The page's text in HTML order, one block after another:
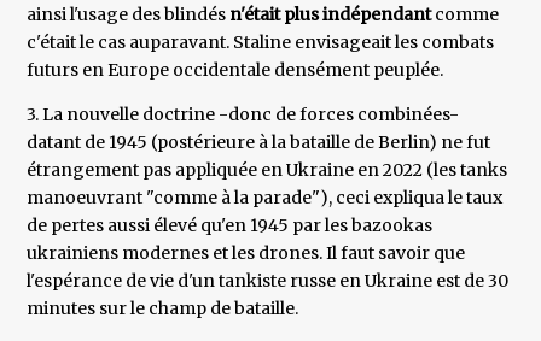
ainsi l'usage des blindés n'était plus indépendantcomme
c'était le cas auparavant. Staline envisageait les combats
futurs en Europe occidentale densément peuplée.
3. La nouvelle doctrine -donc de forces combinées-
datant de 1945 (postérieure à la bataille de Berlin) ne fut
étrangement pas appliquée en Ukraine en 2022 (les tanks
manoeuvrant "comme à la parade"), ceci expliqua le taux
de pertes aussi élevé qu'en 1945 par les bazookas
ukrainiens modernes et les drones. Il faut savoir que
l'espérance de vie d'un tankiste russe en Ukraine est de 30
minutes sur le champ de bataille.